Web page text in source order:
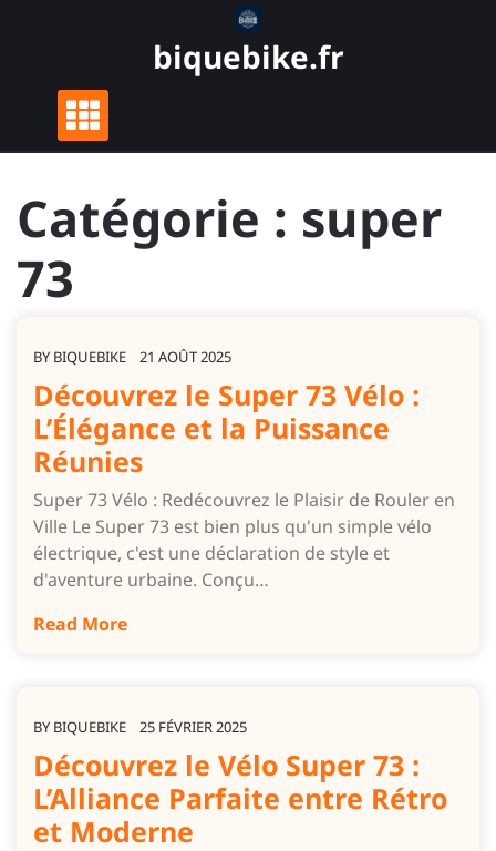
biquebike.fr
Catégorie : super
73
BY BIQUEBIKE 21 AOÛT 2025
Découvrez le Super 73 Vélo :
L’Élégance et la Puissance
Réunies
Super 73 Vélo : Redécouvrez le Plaisir de Rouler en
Ville Le Super 73 est bien plus qu'un simple vélo
électrique, c'est une déclaration de style et
d'aventure urbaine. Conçu…
Read More
BY BIQUEBIKE 25 FÉVRIER 2025
Découvrez le Vélo Super 73 :
L’Alliance Parfaite entre Rétro
et Moderne